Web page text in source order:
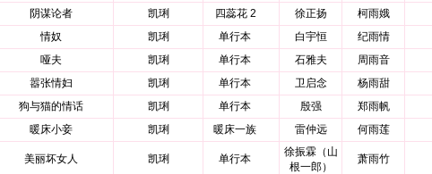
阴谋论者 凯琍 四蕊花 2 徐正扬 柯雨娥
情奴 凯琍 单行本 白宇恒 纪雨情
哑夫 凯琍 单行本 石雅夫 周雨音
嚣张情妇 凯琍 单行本 卫启念 杨雨甜
狗与猫的情话 凯琍 单行本 殷强 郑雨帆
暖床小妾 凯琍 暖床一族 雷仲远 何雨莲
美丽坏女人 凯琍 单行本
徐振霖（山
根一郎）
萧雨竹